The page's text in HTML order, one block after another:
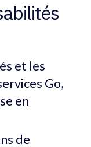
et les
Go,
en
de